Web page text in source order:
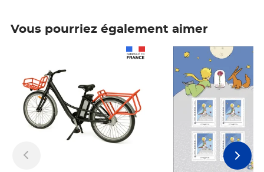
Vous pourriez également aimer
Prix 6,25€ HT